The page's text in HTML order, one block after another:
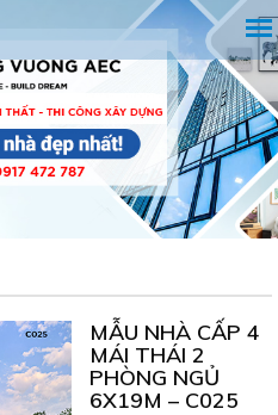
MẪU NHÀ CẤP 4
MÁI THÁI 2
PHÒNG NGỦ
6X19M – C025